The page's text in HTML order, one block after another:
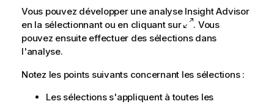
Vous pouvez développer une analyse Insight Advisor
en la sélectionnant ou en cliquant sur
. Vous
pouvez ensuite effectuer des sélections dans
l'analyse.
Notez les points suivants concernant les sélections :
Les sélections s'appliquent à toutes les